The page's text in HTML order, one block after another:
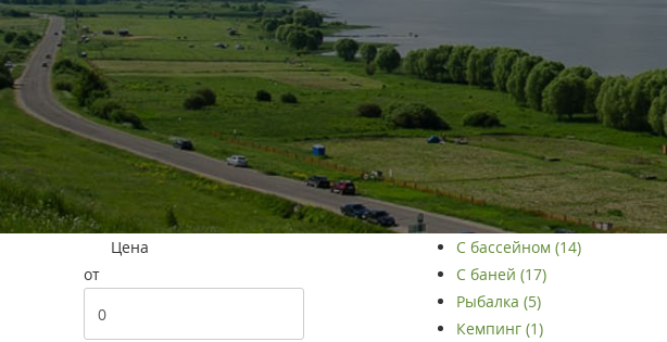
Цена
от
С бассейном (14)
С баней (17)
Рыбалка (5)
Кемпинг (1)